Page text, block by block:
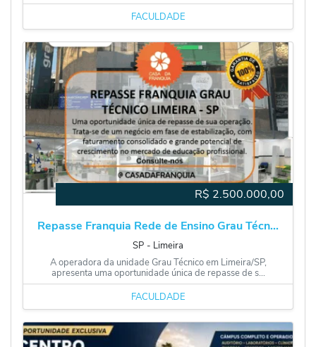
FACULDADE
R$ 2.500.000,00
Repasse Franquia Rede de Ensino Grau Técn...
SP ‐ Limeira
A operadora da unidade Grau Técnico em Limeira/SP,
apresenta uma oportunidade única de repasse de s...
FACULDADE